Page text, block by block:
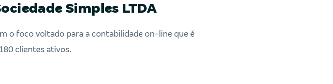
Simples LTDA
o foco voltado para a contabilidade on-line que é
clientes ativos.